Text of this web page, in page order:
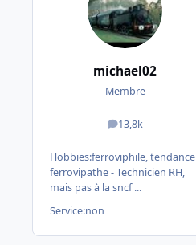
michael02
Membre
13,8k
messages
Hobbies:ferroviphile, tendance
ferrovipathe - Technicien RH,
mais pas à la sncf ...
Service:non